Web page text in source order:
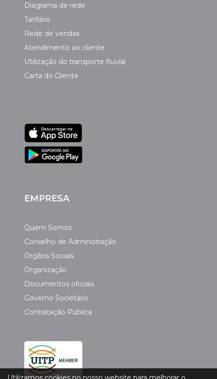
Diagrama de rede
Tarifário
Rede de vendas
Atendimento ao cliente
Utilização do transporte fluvial
Carta do Cliente
EMPRESA
Quem Somos
Conselho de Administração
Orgãos Sociais
Organização
Documentos oficiais
Governo Societário
Contratação Pública